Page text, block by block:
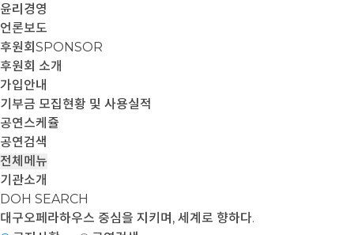
윤리경영
언론보도
후원회 SPONSOR
후원회 소개
가입안내
기부금 모집현황 및 사용실적
공연스케쥴
공연검색
전체메뉴
기관소개
DOH SEARCH
대구오페라하우스 중심을 지키며, 세계로 향하다.